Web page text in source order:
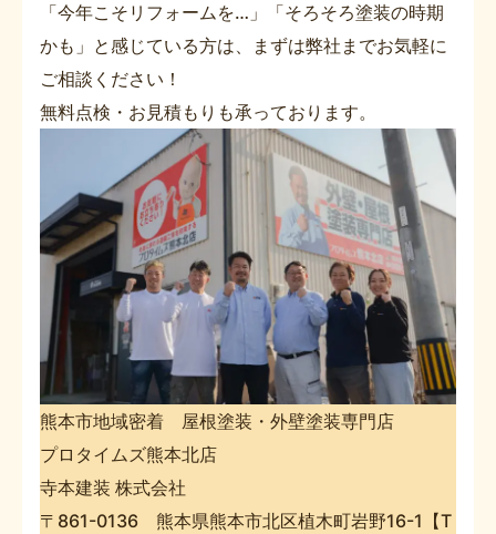
「今年こそリフォームを…」「そろそろ塗装の時期
かも」と感じている方は、まずは弊社までお気軽に
ご相談ください！
無料点検・お見積もりも承っております。
熊本市地域密着 屋根塗装・外壁塗装専門店
プロタイムズ熊本北店
寺本建装 株式会社
〒861-0136 熊本県熊本市北区植木町岩野16-1【T